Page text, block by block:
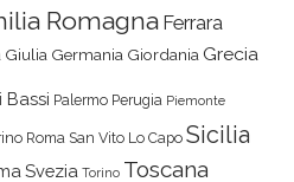
Romagna Ferrara
Giulia Germania Giordania Grecia
Bassi Palermo Perugia Piemonte
Roma San Vito Lo Capo Sicilia
Svezia Torino Toscana